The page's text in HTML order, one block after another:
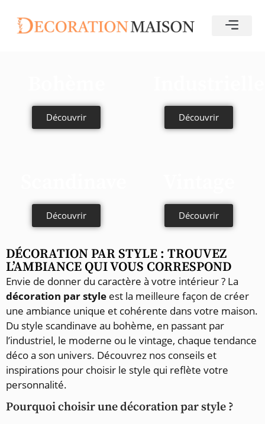
Découvrir Découvrir
Découvrir Découvrir
DÉCORATION PAR STYLE : TROUVEZ
L’AMBIANCE QUI VOUS CORRESPOND
Envie de donner du caractère à votre intérieur ? La
décoration par style est la meilleure façon de créer
une ambiance unique et cohérente dans votre maison.
Du style scandinave au bohème, en passant par
l’industriel, le moderne ou le vintage, chaque tendance
déco a son univers. Découvrez nos conseils et
inspirations pour choisir le style qui reflète votre
personnalité.
Pourquoi choisir une décoration par style ?